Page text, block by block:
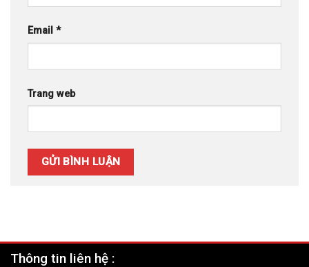
Email *
Trang web
Thông tin liên hệ :